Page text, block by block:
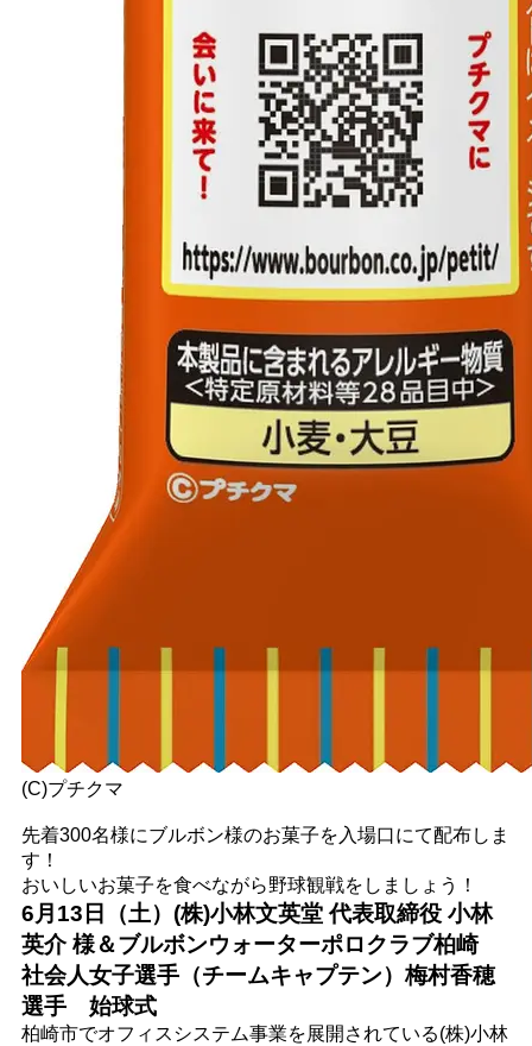
(C)プチクマ
先着300名様にブルボン様のお菓子を入場口にて配布しま
す！
おいしいお菓子を食べながら野球観戦をしましょう！
6月13日（土）(株)小林文英堂 代表取締役 小林
英介 様＆ブルボンウォーターポロクラブ柏崎
社会人女子選手（チームキャプテン）梅村香穂
選手 始球式
柏崎市でオフィスシステム事業を展開されている(株)小林